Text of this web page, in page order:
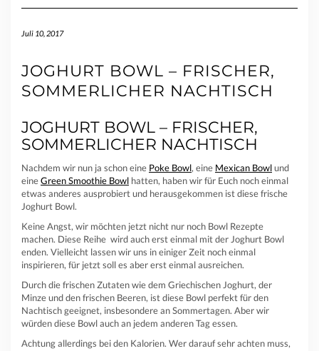
Juli 10, 2017
JOGHURT BOWL – FRISCHER,
SOMMERLICHER NACHTISCH
JOGHURT BOWL – FRISCHER,
SOMMERLICHER NACHTISCH
Nachdem wir nun ja schon eine Poke Bowl, eine Mexican Bowlund
eineGreen Smoothie Bowl hatten, haben wir für Euch noch einmal
etwas anderes ausprobiert und herausgekommen ist diese frische
Joghurt Bowl.
Keine Angst, wir möchten jetzt nicht nur noch Bowl Rezepte
machen. Diese Reihe wird auch erst einmal mit der Joghurt Bowl
enden. Vielleicht lassen wir uns in einiger Zeit noch einmal
inspirieren, für jetzt soll es aber erst einmal ausreichen.
Durch die frischen Zutaten wie dem Griechischen Joghurt, der
Minze und den frischen Beeren, ist diese Bowl perfekt für den
Nachtisch geeignet, insbesondere an Sommertagen. Aber wir
würden diese Bowl auch an jedem anderen Tag essen.
Achtung allerdings bei den Kalorien. Wer darauf sehr achten muss,